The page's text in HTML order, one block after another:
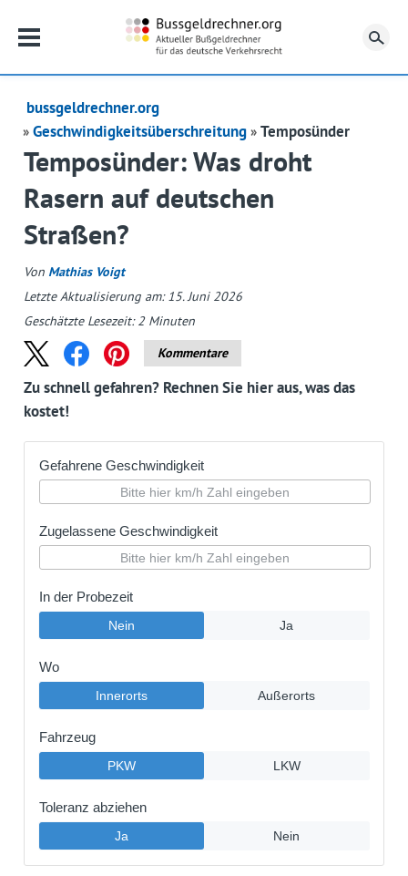
bussgeldrechner.org
Geschwindigkeitsüberschreitung
Temposünder
Temposünder: Was droht
Rasern auf deutschen
Straßen?
Von Mathias Voigt
Letzte Aktualisierung am: 15. Juni 2026
Geschätzte Lesezeit:2 Minuten
Kommentare
Zu schnell gefahren? Rechnen Sie hier aus, was das
kostet!